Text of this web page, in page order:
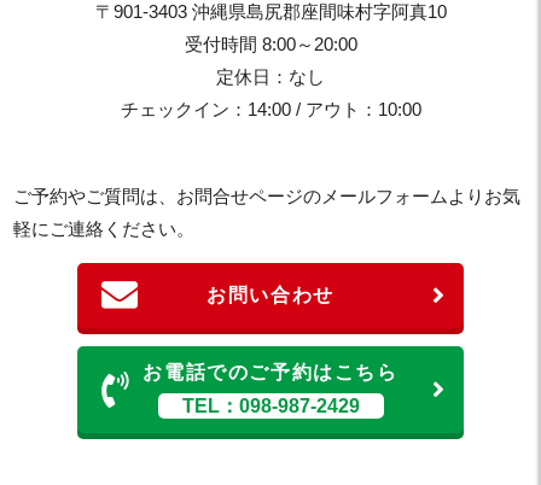
〒901-3403 沖縄県島尻郡座間味村字阿真10
受付時間 8:00～20:00
定休日：なし
チェックイン：14:00 / アウト：10:00
ご予約やご質問は、お問合せページのメールフォームよりお気
軽にご連絡ください。
お問い合わせ
お電話でのご予約はこちら
TEL：098-987-2429